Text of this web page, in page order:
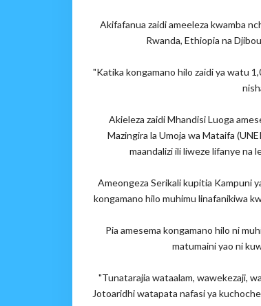
Akifafanua zaidi ameeleza kwamba
Rwanda, Ethiopia na
"Katika kongamano hilo zaidi ya watu
Akieleza zaidi Mhandisi Luoga
Mazingira la Umoja wa Mataifa
maandalizi ili liweze lifanye na
Ameongeza Serikali kupitia Kampuni
kongamano hilo muhimu linafanikiwa
Pia amesema kongamano hilo ni
matumaini yao ni
"Tunatarajia wataalam, wawekezaji,
Jotoaridhi watapata nafasi ya